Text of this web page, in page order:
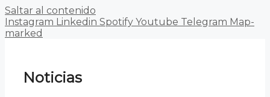
Saltar al contenido
Instagram Linkedin Spotify Youtube Telegram Map-
marked
Noticias